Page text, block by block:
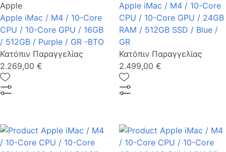
Apple
Apple iMac / M4 / 10-Core
CPU / 10-Core GPU / 16GB
/ 512GB / Purple / GR -BTO
Κατόπιν Παραγγελίας
2.269,00 €
Apple iMac / M4 / 10-Core
CPU / 10-Core GPU / 24GB
RAM / 512GB SSD / Blue /
GR
Κατόπιν Παραγγελίας
2.499,00 €